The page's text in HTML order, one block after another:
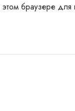
браузере